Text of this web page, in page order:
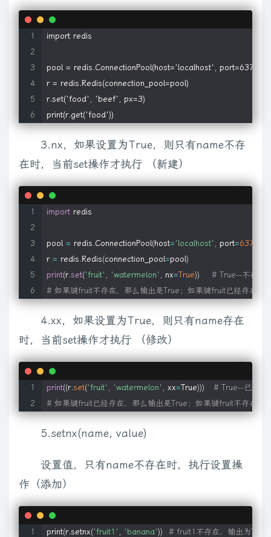
import redis
pool = redis.ConnectionPool(host='localhost', port=6379,
r = redis.Redis(connection_pool=pool)
r.set('food', 'beef', px=3)
print(r.get('food'))
3.nx，如果设置为True，则只有name不存
在时，当前set操作才执行 （新建）
import redis
pool = redis .ConnectionPool(host= 'localhost' , port=6379
r = redis .Redis(connection_pool=pool)
print(r.set('fruit' , 'watermelon' , nx=True))
# True--不存在
# 如果键fruit不存在，那么输出是True；如果键fruit已经存在，
4.xx，如果设置为True，则只有name存在
时，当前set操作才执行 （修改）
print((r.set('fruit' , 'watermelon' , xx=True)))
# True--已经存
# 如果键fruit已经存在，那么输出是True；如果键fruit不存在，
5.setnx(name, value)
设置值，只有name不存在时，执行设置操
作（添加）
print(r.setnx('fruit1' , 'banana')) # fruit1不存在，输出为True